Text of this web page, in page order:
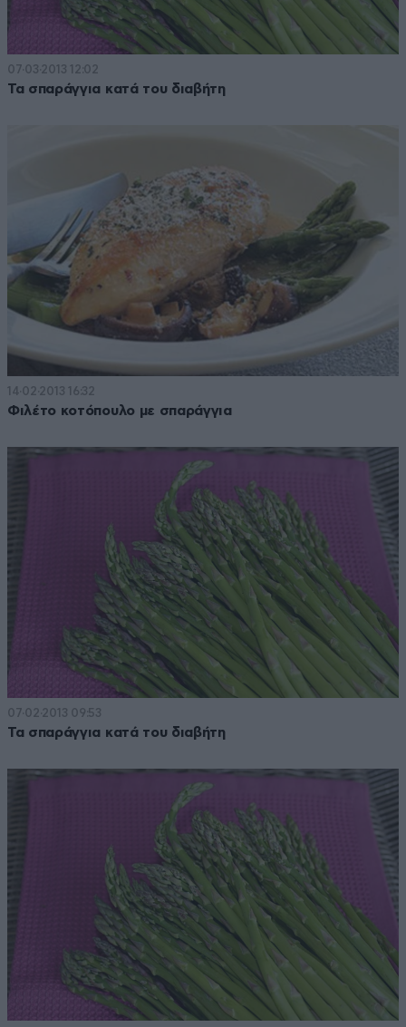
07·03·2013 12:02
Τα σπαράγγια κατά του διαβήτη
14·02·2013 16:32
Φιλέτο κοτόπουλο με σπαράγγια
07·02·2013 09:53
Τα σπαράγγια κατά του διαβήτη